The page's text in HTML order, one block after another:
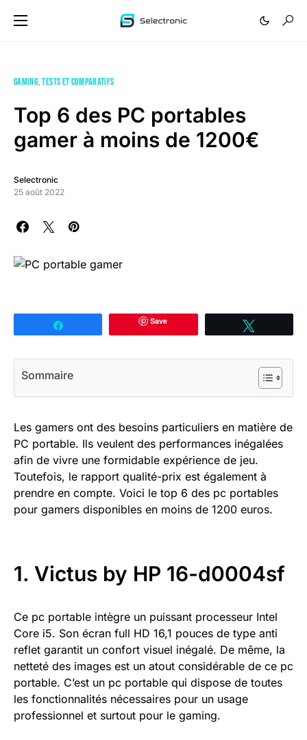
GAMING TESTS ET COMPARATIFS
Top 6 des PC portables
gamer à moins de 1200€
Selectronic
25 août 2022
Save
Sommaire
Les gamers ont des besoins particuliers en matière de
PC portable. Ils veulent des performances inégalées
afin de vivre une formidable expérience de jeu.
Toutefois, le rapport qualité-prix est également à
prendre en compte. Voici le top 6 des pc portables
pour gamers disponibles en moins de 1200 euros.
1. Victus by HP 16-d0004sf
Ce pc portable intègre un puissant processeur Intel
Core i5. Son écran full HD 16,1 pouces de type anti
reflet garantit un confort visuel inégalé. De même, la
netteté des images est un atout considérable de ce pc
portable. C’est un pc portable qui dispose de toutes
les fonctionnalités nécessaires pour un usage
professionnel et surtout pour le gaming.